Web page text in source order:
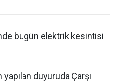
bugün elektrik kesintisi
duyuruda Çarşı